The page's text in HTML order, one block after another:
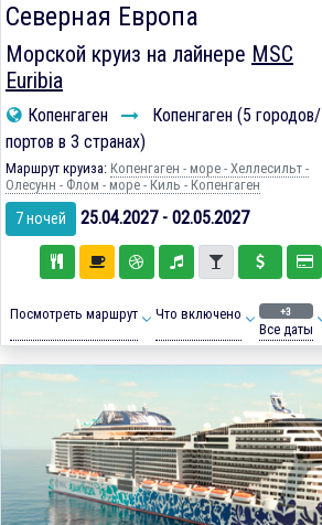
Северная Европа
Морской круиз на лайнере MSC
Euribia
Копенгаген
Копенгаген (5 городов/
портов в 3 странах)
Маршрут круиза: Копенгаген - море - Хеллесильт -
Олесунн - Флом - море - Киль - Копенгаген
7 ночей 25.04.2027 - 02.05.2027
Посмотреть маршрут Что включено +3
Все даты